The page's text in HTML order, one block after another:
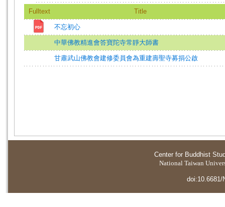
Fulltext Title
不忘初心
中華佛教精進會答寶陀寺常靜大師書
甘肅武山佛教會建修委員會為重建壽聖寺募捐公啟
Center for Buddhist
National Taiwan
doi:10.6681/